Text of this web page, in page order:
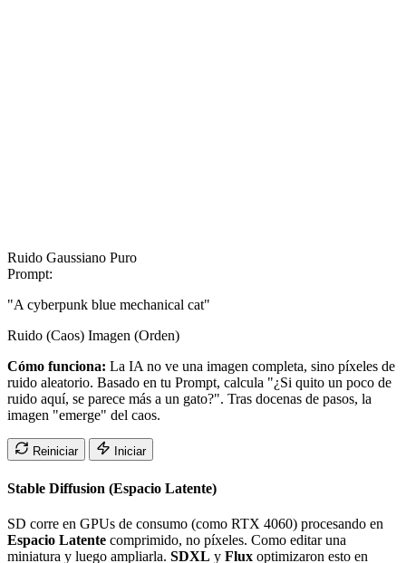
Ruido Gaussiano Puro
Prompt:
"A cyberpunk blue mechanical cat"
Ruido (Caos) Imagen (Orden)
Cómo funciona: La IA no ve una imagen completa, sino píxeles de
ruido aleatorio. Basado en tu Prompt, calcula "¿Si quito un poco de
ruido aquí, se parece más a un gato?". Tras docenas de pasos, la
imagen "emerge" del caos.
Reiniciar Iniciar
Stable Diffusion (Espacio Latente)
SD corre en GPUs de consumo (como RTX 4060) procesando en
Espacio Latente comprimido, no píxeles. Como editar una
miniatura y luego ampliarla. SDXL y Flux optimizaron esto en